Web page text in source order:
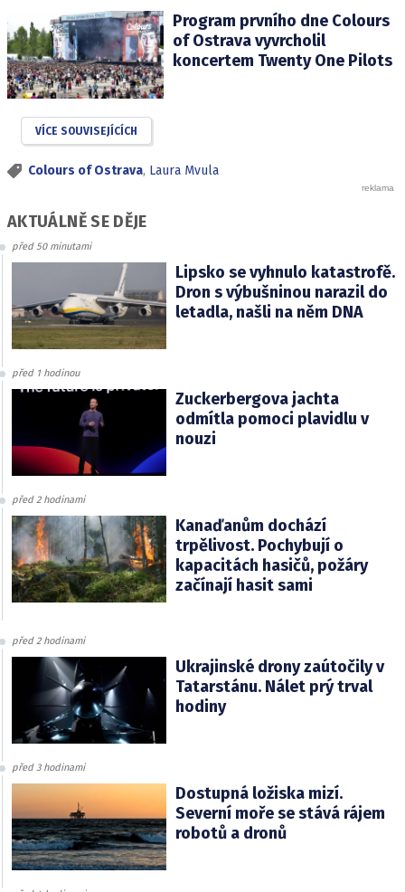
Program prvního dne Colours
of Ostrava vyvrcholil
koncertem Twenty One Pilots
VÍCE SOUVISEJÍCÍCH
Colours of Ostrava, Laura Mvula
AKTUÁLNĚ SE DĚJE
před 50 minutami
Lipsko se vyhnulo katastrofě.
Dron s výbušninou narazil do
letadla, našli na něm DNA
před 1 hodinou
Zuckerbergova jachta
odmítla pomoci plavidlu v
nouzi
před 2 hodinami
Kanaďanům dochází
trpělivost. Pochybují o
kapacitách hasičů, požáry
začínají hasit sami
před 2 hodinami
Ukrajinské drony zaútočily v
Tatarstánu. Nálet prý trval
hodiny
před 3 hodinami
Dostupná ložiska mizí.
Severní moře se stává rájem
robotů a dronů